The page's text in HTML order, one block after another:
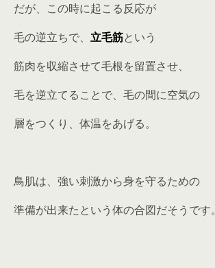
だが、この時に起こる反応が
毛の逆立ちで、 立毛筋という
筋肉を収縮させて毛根を留置させ、
毛を逆立てることで、毛の間に空気の
層をつくり、体温をあげる。
鳥肌は、強い刺激から身を守るための
準備が出来たという体の合図だそうです。